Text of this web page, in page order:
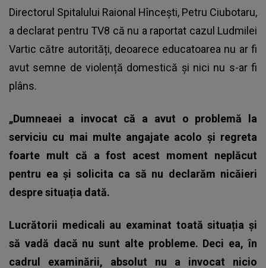
Directorul Spitalului Raional Hîncești, Petru Ciubotaru,
a declarat pentru TV8 că nu a raportat cazul Ludmilei
Vartic către autorități, deoarece educatoarea nu ar fi
avut semne de violență domestică și nici nu s-ar fi
plâns.
„Dumneaei a invocat că a avut o problemă la
serviciu cu mai multe angajate acolo și regreta
foarte mult că a fost acest moment neplăcut
pentru ea și solicita ca să nu declarăm nicăieri
despre situația dată.
Lucrătorii medicali au examinat toată situația și
să vadă dacă nu sunt alte probleme. Deci ea, în
cadrul examinării, absolut nu a invocat nicio